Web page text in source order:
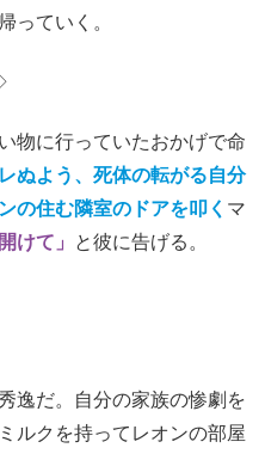
っていく。
物に行っていたおかげで命
ぬよう、死体の転がる自分
の住む隣室のドアを叩く マ
けて」 と彼に告げる。
逸だ。自分の家族の惨劇を
ルクを持ってレオンの部屋